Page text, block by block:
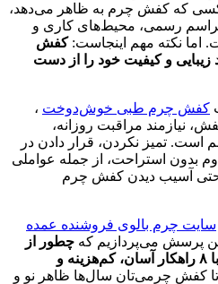
که کفش چرم به ظاهر می‌دهد،
مراسم رسمی، محیط‌های کاری و
اما نکته مهم اینجاست:کفش
و کیفیت خود را از دست
کفش چرم طبی خوش‌دوخت ،
نیازمند مراقبت روزانه،
تمیز نکردن، قرار دادن در
بدون استراحت، از جمله عواملی
آسیب دیدن کفش چرم
سایت چرم بالوی فروشنده عمده
پرسش می‌پردازیم که چطور از
با ۸ راهکار آسان، کم‌هزینه و
کفش چرمی‌تان سال‌ها ظاهر نو و